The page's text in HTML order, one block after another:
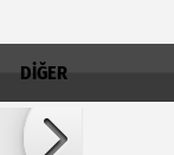
DİĞER